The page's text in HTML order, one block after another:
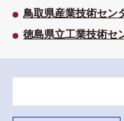
鳥取県産業技術セン
徳島県立工業技術セ